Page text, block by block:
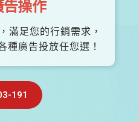
操作
滿足您的行銷需求，
種廣告投放任您選！
191